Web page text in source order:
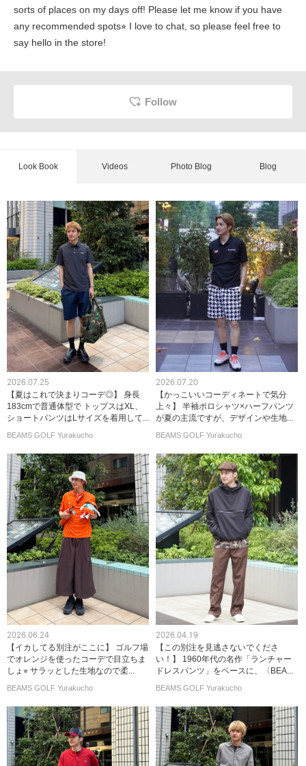
sorts of places on my days off! Please let me know if you have
any recommended spots⭐︎ I love to chat, so please feel free to
say hello in the store!
Follow
Look Book Videos Photo Blog Blog
2026.07.25
【夏はこれで決まりコーデ◎】 身長
183cmで普通体型で トップスはXL、
ショートパンツはLサイズを着用して...
BEAMS GOLF Yurakucho
2026.07.20
【かっこいいコーディネートで気分
上々】 半袖ポロシャツ×ハーフパンツ
が夏の主流ですが、デザインや生地...
BEAMS GOLF Yurakucho
2026.06.24
【イカしてる別注がここに】 ゴルフ場
でオレンジを使ったコーデで目立ちま
しょ⭐︎ サラッとした生地なので柔...
BEAMS GOLF Yurakucho
2026.04.19
【この別注を見逃さないでくださ
い！】 1960年代の名作「ランチャー
ドレスパンツ」をベースに、〈BEA...
BEAMS GOLF Yurakucho